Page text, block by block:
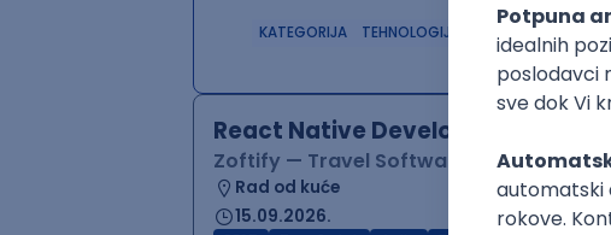
KATEGORIJA TEHNOLOGIJA POSLODAVAC
React Native Developer
Zoftify — Travel Software Development
Rad od kuće
15.09.2026.